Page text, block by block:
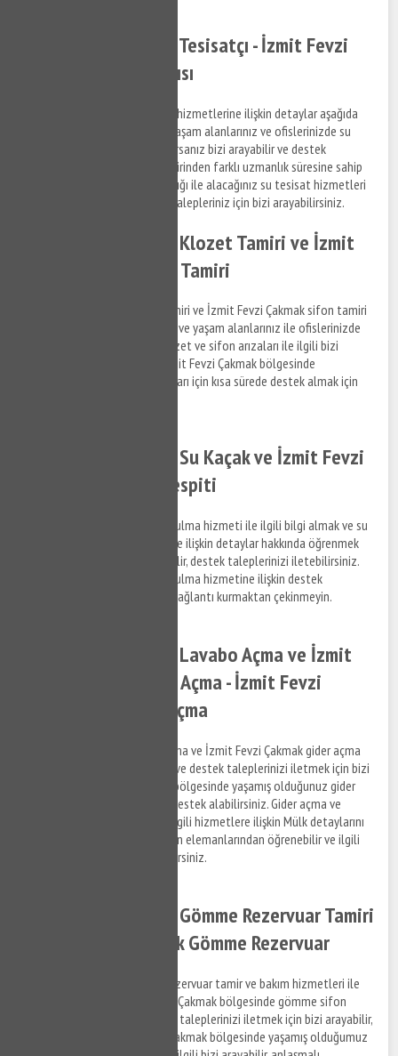
İzmit Fevzi Çakmak Tesisatçı - İzmit Fevzi
Çakmak Su Tesisatçısı
İzmit Fevzi Çakmak su tesisat hizmetlerine ilişkin detaylar aşağıda
Fıratlilandığı şekildedir. Sizde yaşam alanlarınız ve ofislerinizde su
tesisat ile ilgili bir arıza yaşıyorsanız bizi arayabilir ve destek
taleplerinizi iletebilirsiniz. Birbirinden farklı uzmanlık süresine sahip
anlaşmalı iş ortaklarımız aracılığı ile alacağınız su tesisat hizmetleri
ile ilgili bilgi almak ve destek talepleriniz için bizi arayabilirsiniz.
İzmit Fevzi Çakmak Klozet Tamiri ve İzmit
Fevzi Çakmak Sifon Tamiri
İzmit Fevzi Çakmak klozet tamiri ve İzmit Fevzi Çakmak sifon tamiri
hizmetlerine ilişkin bilgi almak ve yaşam alanlarınız ile ofislerinizde
meydana gelen su tesisat, klozet ve sifon arızaları ile ilgili bizi
arayabilir, bilgi alabilirsiniz. İzmit Fevzi Çakmak bölgesinde
yaşayacağınız su tesisat arızaları için kısa sürede destek almak için
İzmit Fevzi Çakmak Su Kaçak ve İzmit Fevzi
Çakmak Su Kaçak Tespiti
İzmit Fevzi Çakmak su kaçak bulma hizmeti ile ilgili bilgi almak ve su
kaçak tespit tamir hizmetlerine ilişkin detaylar hakkında öğrenmek
istediğiniz konuları bize sorabilir, destek taleplerinizi iletebilirsiniz.
İzmit Fevzi Çakmak su kaçak bulma hizmetine ilişkin destek
talepleriniz hakkında bizimle bağlantı kurmaktan çekinmeyin.
İzmit Fevzi Çakmak Lavabo Açma ve İzmit
Fevzi Çakmak Gider Açma - İzmit Fevzi
Çakmak Tıkanıklık Açma
İzmit Fevzi Çakmak lavabo açma ve İzmit Fevzi Çakmak gider açma
hizmetleri ile ilgili bilgi almak ve destek taleplerinizi iletmek için bizi
arayabilir, İzmit Fevzi Çakmak bölgesinde yaşamış olduğunuz gider
tıkanıklık problemleri ile ilgili destek alabilirsiniz. Gider açma ve
tıkanıklık açma hizmetleri ve ilgili hizmetlere ilişkin Mülk detaylarını
anlaşmalı olduğumuz firmaların elemanlarından öğrenebilir ve ilgili
hizmetler hakkında bilgi alabilirsiniz.
İzmit Fevzi Çakmak Gömme Rezervuar Tamiri
- İzmit Fevzi Çakmak Gömme Rezervuar
İzmit Fevzi Çakmak gömme rezervuar tamir ve bakım hizmetleri ile
ilgili bilgi almak ve İzmit Fevzi Çakmak bölgesinde gömme sifon
tamir hizmeti hakkında destek taleplerinizi iletmek için bizi arayabilir,
bilgi alabilirsiniz. İzmit Fevzi Çakmak bölgesinde yaşamış olduğumuz